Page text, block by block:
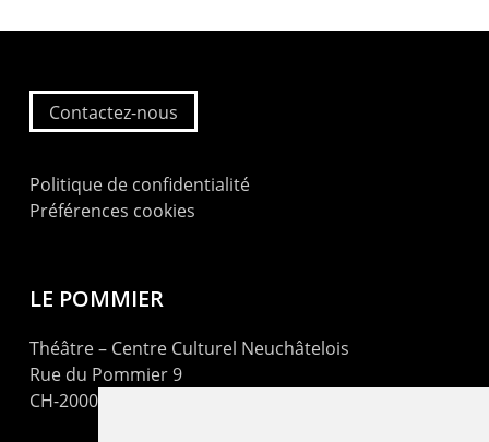
Contactez-nous
Politique de confidentialité
Préférences cookies
LE POMMIER
Théâtre – Centre Culturel Neuchâtelois
Rue du Pommier 9
CH-2000 Neuchâtel